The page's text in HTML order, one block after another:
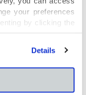
your preferences
by clicking the
you can visit
Details
que es
el
El